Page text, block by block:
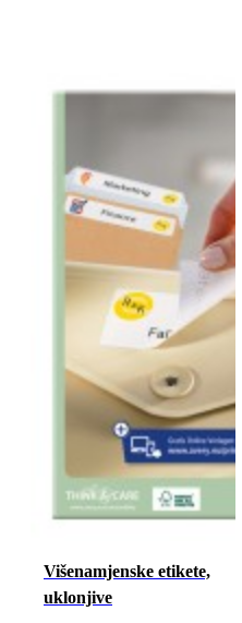
Višenamjenske etikete,
uklonjive